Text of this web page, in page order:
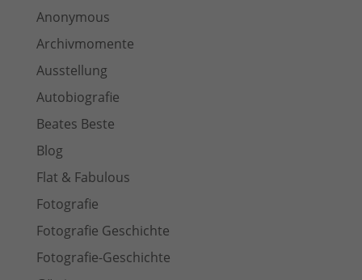
Anonymous
Archivmomente
Ausstellung
Autobiografie
Beates Beste
Blog
Flat & Fabulous
Fotografie
Fotografie Geschichte
Fotografie-Geschichte